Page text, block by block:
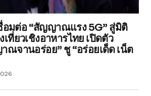
อมต่อ “สัญญาณแรง 5G” สู่มิติ
ที่ยวเชิงอาหารไทย เปิดตัว
ณจานอร่อย” ชู “อร่อยเด็ด เน็ต